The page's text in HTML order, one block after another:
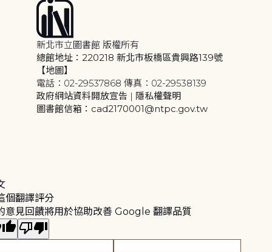
新北市立圖書館 版權所有
總館地址：220218 新北市板橋區貴興路139號
【地圖】
電話：02-29537868 傳真：02-29538139
政府網站資料開放宣告 | 隱私權聲明
圖書館信箱：cad2170001@ntpc.gov.tw
個翻譯評分
意見回饋將用於協助改善 Google 翻譯品質